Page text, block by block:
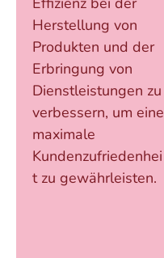
Herstellung von
Produkten und der
Erbringung von
Dienstleistungen zu
verbessern, um eine
maximale
Kundenzufriedenhei
t zu gewährleisten.